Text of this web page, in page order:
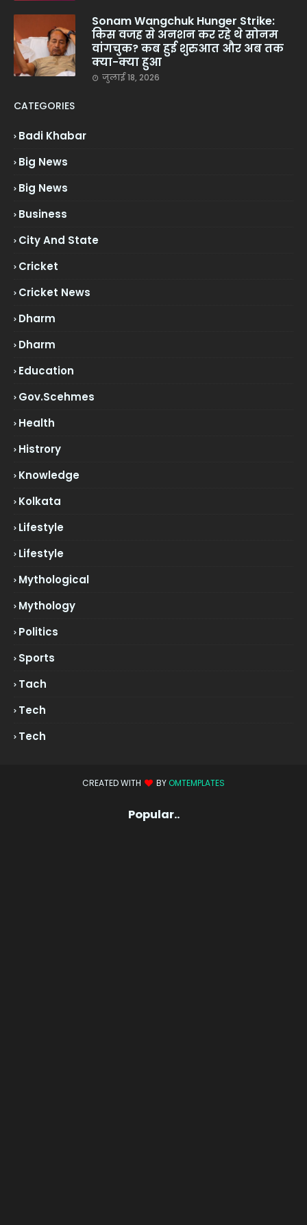
Sonam Wangchuk Hunger Strike:
किस वजह से अनशन कर रहे थे सोनम
वांगचुक? कब हुई शुरुआत और अब तक
क्या-क्या हुआ
जुलाई 18, 2026
CATEGORIES
Badi Khabar
Big News
Big News
Business
City And State
Cricket
Cricket News
Dharm
Dharm
Education
Gov.scehmes
Health
Histrory
Knowledge
Kolkata
Lifestyle
Lifestyle
Mythological
Mythology
Politics
Sports
Tach
Tech
Tech
CREATED WITH BY OMTEMPLATES
Popular..